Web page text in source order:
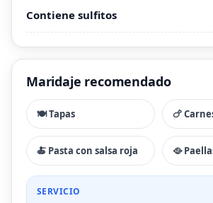
Contiene sulfitos
Maridaje recomendado
🍽️ Tapas 🍗
🍝 Pasta con salsa roja 🥘
SERVICIO